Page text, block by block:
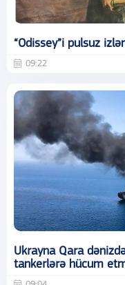
“Odissey”i pulsuz
09:22
Ukrayna Qara
tankerlərə hücum